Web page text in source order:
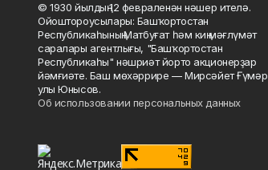
© 1930 йылдың 12 февраленән нәшер ителә.
Ойоштороусылары: Башҡортостан
Республикаһының Матбуғат һәм киң мәғлүмәт
саралары агентлығы, "Башҡортостан
Республикаһы" нәшриәт йорто акционерҙар
йәмғиәте. Баш мөхәррире — Мирсәйет Ғүмәр
улы Юнысов.
Об использовании персональных данных